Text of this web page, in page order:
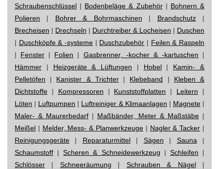
Schraubenschlüssel | Bodenbeläge & Zubehör| Bohnern &
Polieren | Bohrer & Bohrmaschinen | Brandschutz|
Brecheisen | Drechseln | Durchtreiber & Locheisen | Duschen
| Duschköpfe & -systeme | Duschzubehör | Feilen & Raspeln
| Fenster | Folien | Gasbrenner, -kocher & -kartuschen |
Hämmer | Heizgeräte & Lüftungen | Hobel| Kamin- &
Pelletöfen | Kanister & Trichter| Klebeband | Kleben &
Dichtstoffe | Kompressoren | Kunststoffplatten | Leitern |
Löten | Luftpumpen | Luftreiniger & Klimaanlagen | Magnete|
Maler- & Maurerbedarf | Maßbänder, Meter & Maßstäbe |
Meißel | Melder, Mess- & Planwerkzeuge | Nagler & Tacker |
Reinigungsgeräte | Reparaturmittel| Sägen | Sauna |
Schaumstoff |Scheren & Schneidewerkzeug | Schleifen |
Schlösser | Schneeräumung | Schrauben & Nägel|